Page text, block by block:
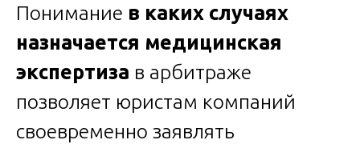
Понимание в каких случаях
назначается медицинская
экспертиза в арбитраже
позволяет юристам компаний
своевременно заявлять